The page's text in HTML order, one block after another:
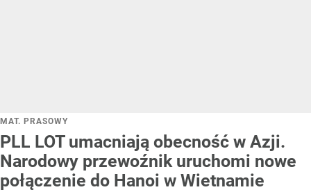
MAT. PRASOWY
PLL LOT umacniają obecność w Azji.
Narodowy przewoźnik uruchomi nowe
połączenie do Hanoi w Wietnamie